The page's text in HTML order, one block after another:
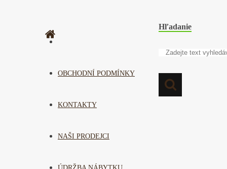
OBCHODNÍ PODMÍNKY
KONTAKTY
NAŠI PRODEJCI
Hľadanie